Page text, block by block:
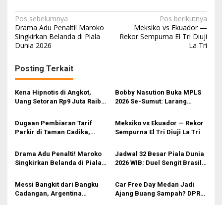
N
a
v
i
g
a
s
i
p
s
Pos sebelumnya
Drama Adu Penalti! Maroko
Singkirkan Belanda di Piala
Dunia 2026
Pos berikutnya
Meksiko vs Ekuador —
Rekor Sempurna El Tri Diuji
La Tri
Posting Terkait
Kena Hipnotis di Angkot,
Uang Setoran Rp9 Juta Raib
Petugas PUD Medan
Memprihatinkan
Bobby Nasution Buka MPLS
2026 Se-Sumut: Larang
Hormati Guru dan Orang Tua
Dugaan Pembiaran Tarif
Parkir di Taman Cadika,
Sejalan dengan Visi Wali
Kota
Meksiko vs Ekuador — Rekor
Sempurna El Tri Diuji La Tri
Drama Adu Penalti! Maroko
Singkirkan Belanda di Piala
Jadwal 32 Besar Piala Dunia
2026 WIB: Duel Sengit Brasil
Incar Tiket 16 Besar!
Messi Bangkit dari Bangku
Cadangan, Argentina
Car Free Day Medan Jadi
Ajang Buang Sampah? DPRD: